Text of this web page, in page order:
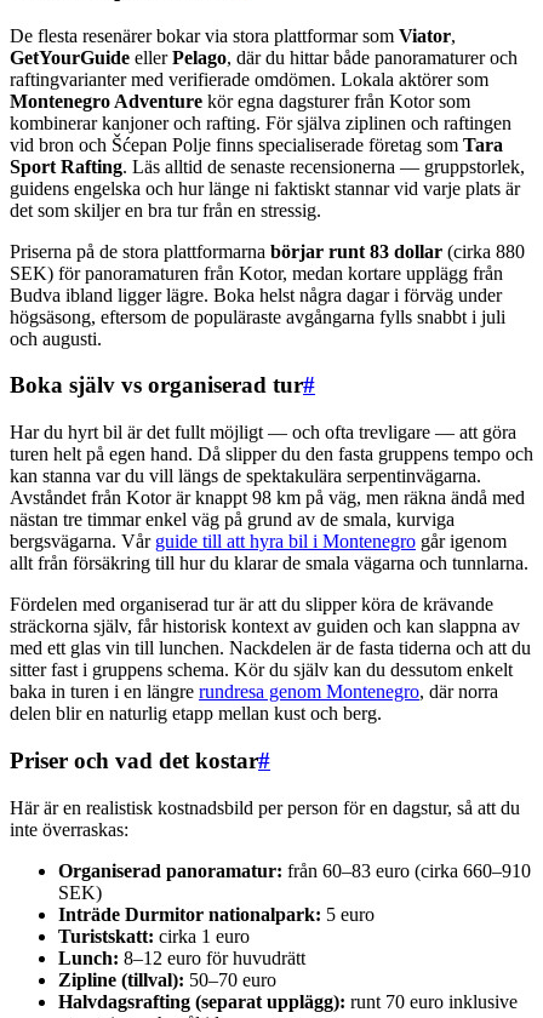
De flesta resenärer bokar via stora plattformar som Viator,
GetYourGuide ellerPelago, där du hittar både panoramaturer och
raftingvarianter med verifierade omdömen. Lokala aktörer som
Montenegro Adventure kör egna dagsturer från Kotor som
kombinerar kanjoner och rafting. För själva ziplinen och raftingen
vid bron och Šćepan Polje finns specialiserade företag som Tara
Sport Rafting. Läs alltid de senaste recensionerna — gruppstorlek,
guidens engelska och hur länge ni faktiskt stannar vid varje plats är
det som skiljer en bra tur från en stressig.
Priserna på de stora plattformarna börjar runt 83 dollar (cirka 880
SEK) för panoramaturen från Kotor, medan kortare upplägg från
Budva ibland ligger lägre. Boka helst några dagar i förväg under
högsäsong, eftersom de populäraste avgångarna fylls snabbt i juli
och augusti.
Boka själv vs organiserad tur#
Har du hyrt bil är det fullt möjligt — och ofta trevligare — att göra
turen helt på egen hand. Då slipper du den fasta gruppens tempo och
kan stanna var du vill längs de spektakulära serpentinvägarna.
Avståndet från Kotor är knappt 98 km på väg, men räkna ändå med
nästan tre timmar enkel väg på grund av de smala, kurviga
bergsvägarna. Vår guide till att hyra bil i Montenegro går igenom
allt från försäkring till hur du klarar de smala vägarna och tunnlarna.
Fördelen med organiserad tur är att du slipper köra de krävande
sträckorna själv, får historisk kontext av guiden och kan slappna av
med ett glas vin till lunchen. Nackdelen är de fasta tiderna och att du
sitter fast i gruppens schema. Kör du själv kan du dessutom enkelt
baka in turen i en längre rundresa genom Montenegro, där norra
delen blir en naturlig etapp mellan kust och berg.
Priser och vad det kostar#
Här är en realistisk kostnadsbild per person för en dagstur, så att du
inte överraskas:
Organiserad panoramatur: från 60–83 euro (cirka 660–910
SEK)
Inträde Durmitor nationalpark: 5 euro
Turistskatt: cirka 1 euro
Lunch: 8–12 euro för huvudrätt
Zipline (tillval): 50–70 euro
Halvdagsrafting (separat upplägg): runt 70 euro inklusive